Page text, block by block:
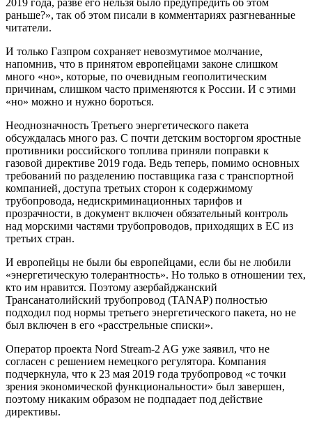
раньше?», так об этом писали в комментариях разгневанные
читатели.
И только Газпром сохраняет невозмутимое молчание,
напомнив, что в принятом европейцами законе слишком
много «но», которые, по очевидным геополитическим
причинам, слишком часто применяются к России. И с этими
«но» можно и нужно бороться.
Неоднозначность Третьего энергетического пакета
обсуждалась много раз. С почти детским восторгом яростные
противники российского топлива приняли поправки к
газовой директиве 2019 года. Ведь теперь, помимо основных
требований по разделению поставщика газа с транспортной
компанией, доступа третьих сторон к содержимому
трубопровода, недискриминационных тарифов и
прозрачности, в документ включен обязательный контроль
над морскими частями трубопроводов, приходящих в ЕС из
третьих стран.
И европейцы не были бы европейцами, если бы не любили
«энергетическую толерантность». Но только в отношении тех,
кто им нравится. Поэтому азербайджанский
Трансанатолийский трубопровод (TANAP) полностью
подходил под нормы третьего энергетического пакета, но не
был включен в его «расстрельные списки».
Оператор проекта Nord Stream-2 AG уже заявил, что не
согласен с решением немецкого регулятора. Компания
подчеркнула, что к 23 мая 2019 года трубопровод «с точки
зрения экономической функциональности» был завершен,
поэтому никаким образом не подпадает под действие
директивы.